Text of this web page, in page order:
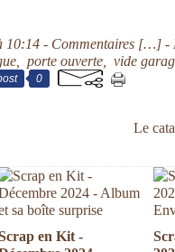
10:14 - Commentaires […] -
,porte ouverte ,vide
0
Le
en Kit -